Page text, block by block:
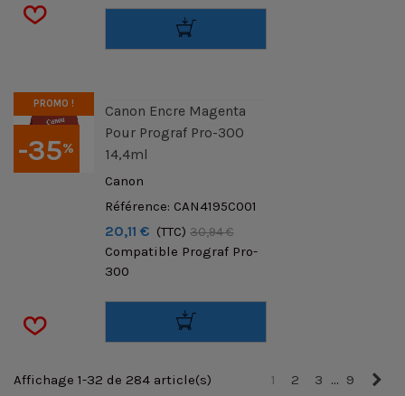
-35%
PROMO !
Canon Encre Magenta
Pour Prograf Pro-300
14,4ml
Canon
Référence: CAN4195C001
20,11 € (TTC) 30,94 €
Compatible Prograf Pro-
300
Affichage 1-32 de 284 article(s) 1 2 3 … 9